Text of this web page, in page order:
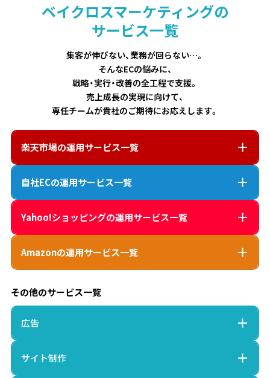
ベイクロスマーケティングの
サービス一覧
集客が伸びない、業務が回らない…。
そんなECの悩みに、
戦略・実行・改善の全工程で支援。
売上成長の実現に向けて、
専任チームが貴社のご期待にお応えします。
楽天市場の運用サービス一覧
自社ECの運用サービス一覧
Yahoo!ショッピングの運用サービス一覧
Amazonの運用サービス一覧
その他のサービス一覧
広告
サイト制作